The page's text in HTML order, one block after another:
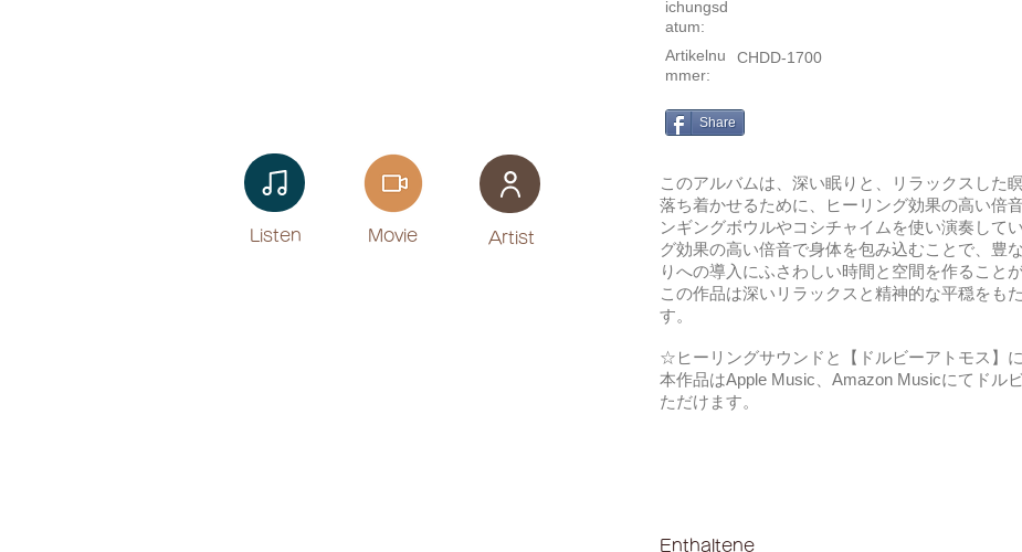
Listen​ Movie ​Artist
ichungsd
atum:
Artikelnu
mmer:
CHDD-1700
Share
このアルバムは、深い眠りと、リラックスした
落ち着かせるために、ヒーリング効果の高い倍
ンギングボウルやコシチャイムを使い演奏して
グ効果の高い倍音で身体を包み込むことで、豊
りへの導入にふさわしい時間と空間を作ることが
この作品は深いリラックスと精神的な平穏をも
す。
☆ヒーリングサウンドと【ドルビーアトモス】
本作品はApple Music、Amazon Musicにてドル
ただけます。
Enthaltene